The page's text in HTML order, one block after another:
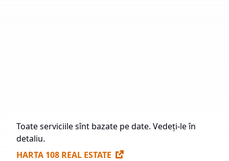
Toate serviciile sînt bazate pe date. Vedeți-le în
detaliu.
HARTA 108 REAL ESTATE